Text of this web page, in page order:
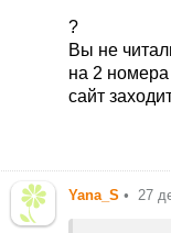
?
Вы не
на 2
сайт
Yana_S • 27